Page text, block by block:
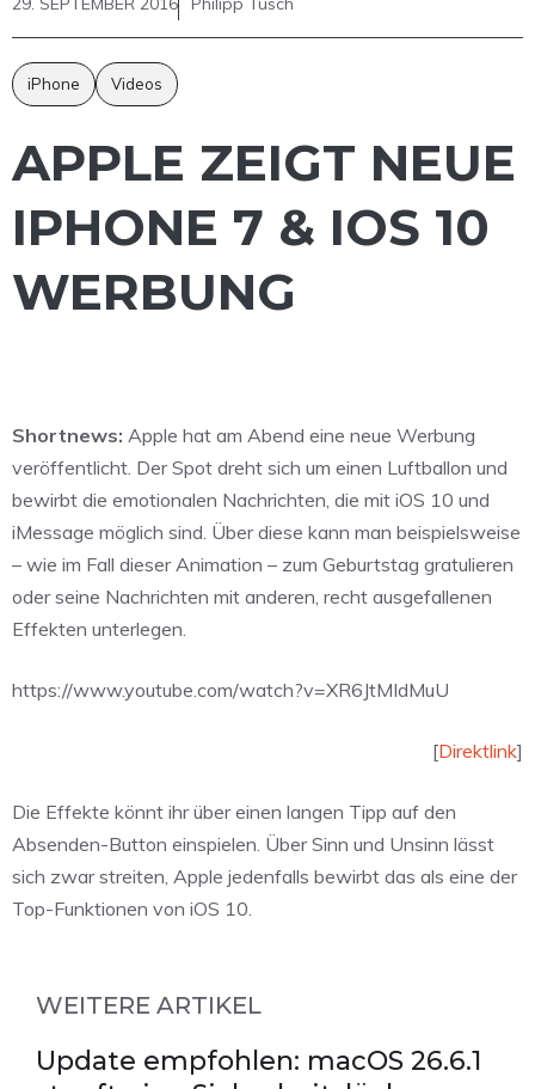
iPhone Videos
APPLE ZEIGT NEUE
IPHONE 7 & IOS 10
WERBUNG
Shortnews: Apple hat am Abend eine neue Werbung
veröffentlicht. Der Spot dreht sich um einen Luftballon und
bewirbt die emotionalen Nachrichten, die mit iOS 10 und
iMessage möglich sind. Über diese kann man beispielsweise
– wie im Fall dieser Animation – zum Geburtstag gratulieren
oder seine Nachrichten mit anderen, recht ausgefallenen
Effekten unterlegen.
https://www.youtube.com/watch?v=XR6JtMIdMuU
[Direktlink]
Die Effekte könnt ihr über einen langen Tipp auf den
Absenden-Button einspielen. Über Sinn und Unsinn lässt
sich zwar streiten, Apple jedenfalls bewirbt das als eine der
Top-Funktionen von iOS 10.
WEITERE ARTIKEL
Update empfohlen: macOS 26.6.1